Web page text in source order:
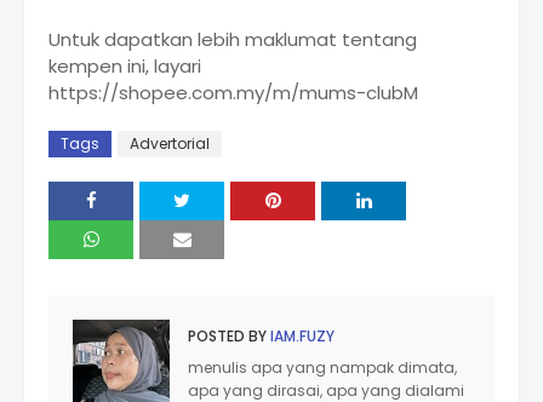
Untuk dapatkan lebih maklumat tentang
kempen ini, layari
https://shopee.com.my/m/mums-clubM
Tags Advertorial
POSTED BYIAM.FUZY
menulis apa yang nampak dimata,
apa yang dirasai, apa yang dialami